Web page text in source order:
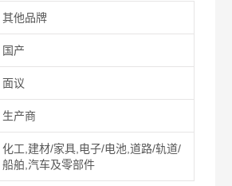
其他品牌
国产
面议
生产商
化工,建材/家具,电子/电池,道路/轨道/
船舶,汽车及零部件